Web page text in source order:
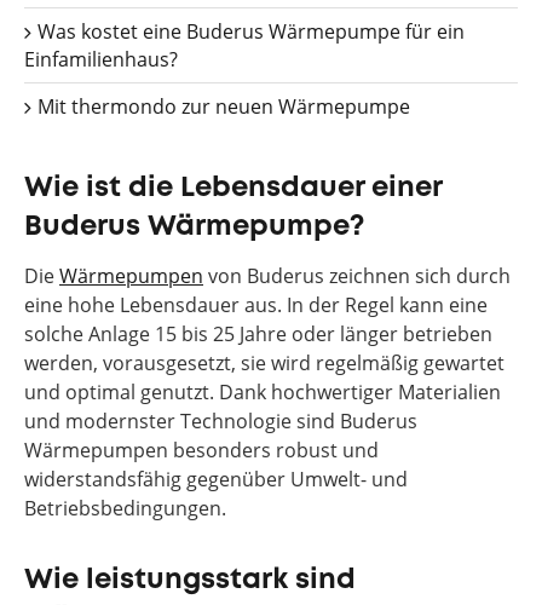
Was kostet eine Buderus Wärmepumpe für ein
Einfamilienhaus?
Mit thermondo zur neuen Wärmepumpe
Wie ist die Lebensdauer einer
Buderus Wärmepumpe?
DieWärmepumpen von Buderus zeichnen sich durch
eine hohe Lebensdauer aus. In der Regel kann eine
solche Anlage 15 bis 25 Jahre oder länger betrieben
werden, vorausgesetzt, sie wird regelmäßig gewartet
und optimal genutzt. Dank hochwertiger Materialien
und modernster Technologie sind Buderus
Wärmepumpen besonders robust und
widerstandsfähig gegenüber Umwelt- und
Betriebsbedingungen.
Wie leistungsstark sind